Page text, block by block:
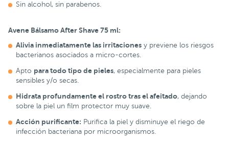
Sin alcohol, sin parabenos.
Avene Bálsamo After Shave 75 ml:
Alivia inmediatamente las irritaciones y previene los riesgos
bacterianos asociados a micro-cortes.
Apto para todo tipo de pieles, especialmente para pieles
sensibles y/o secas.
Hidrata profundamente el rostro tras el afeitado, dejando
sobre la piel un film protector muy suave.
Acción purificante: Purifica la piel y disminuye el riego de
infección bacteriana por microorganismos.